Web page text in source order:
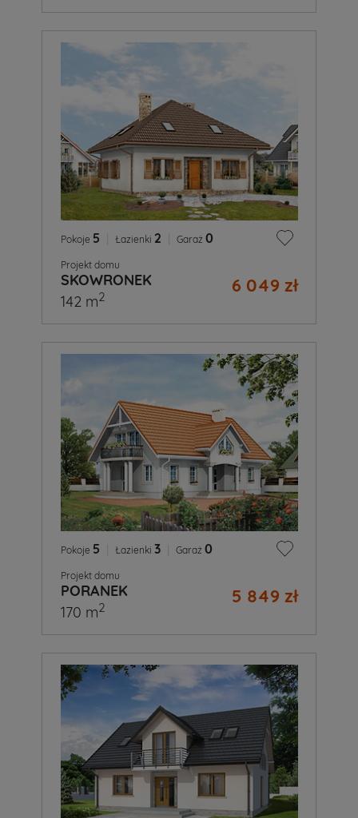
Pokoje 5 Łazienki 2 Garaż 0
Projekt domu
SKOWRONEK 6 049 zł
142 m2
Pokoje 5 Łazienki 3 Garaż 0
Projekt domu
PORANEK 5 849 zł
170 m2